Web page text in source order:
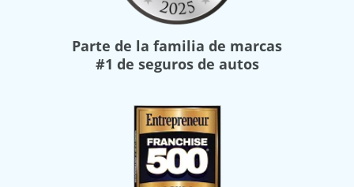
Parte de la familia de marcas
#1 de seguros de autos